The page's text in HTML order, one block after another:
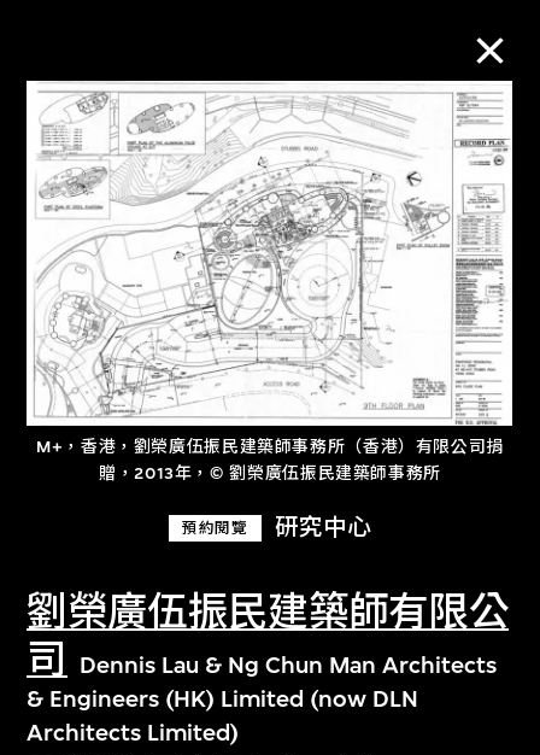
M+，香港，劉榮廣伍振民建築師事務所（香港）有限公司捐
贈，2013年，© 劉榮廣伍振民建築師事務所
預約閱覽 研究中心
劉榮廣伍振民建築師有限公
司
Dennis Lau & Ng Chun Man Architects
& Engineers (HK) Limited (now DLN
Architects Limited)
M+藏品
進一步篩選 搜索
關於M+藏品
探索世界頂級的二十及二十一世紀視覺